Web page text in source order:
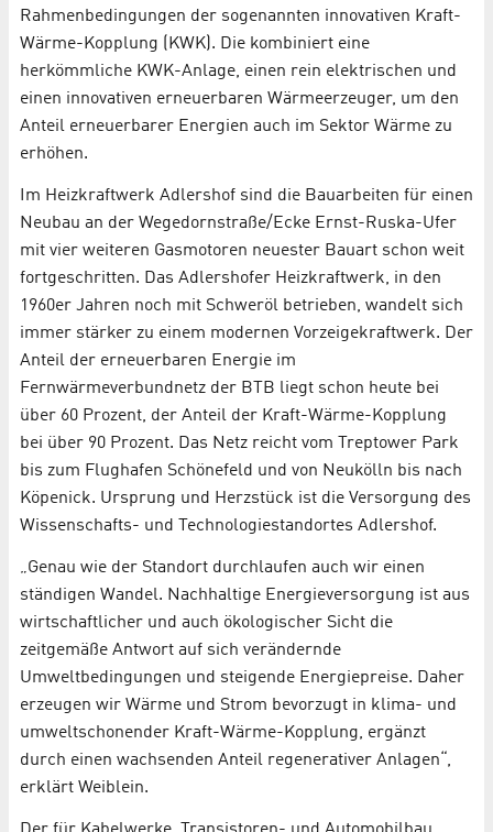
Rahmenbedingungen der sogenannten innovativen Kraft-
Wärme-Kopplung (KWK). Die kombiniert eine
herkömmliche KWK-Anlage, einen rein elektrischen und
einen innovativen erneuerbaren Wärmeerzeuger, um den
Anteil erneuerbarer Energien auch im Sektor Wärme zu
erhöhen.
Im Heizkraftwerk Adlershof sind die Bauarbeiten für einen
Neubau an der Wegedornstraße/Ecke Ernst-Ruska-Ufer
mit vier weiteren Gasmotoren neuester Bauart schon weit
fortgeschritten. Das Adlershofer Heizkraftwerk, in den
1960er Jahren noch mit Schweröl betrieben, wandelt sich
immer stärker zu einem modernen Vorzeigekraftwerk. Der
Anteil der erneuerbaren Energie im
Fernwärmeverbundnetz der BTB liegt schon heute bei
über 60 Prozent, der Anteil der Kraft-Wärme-Kopplung
bei über 90 Prozent. Das Netz reicht vom Treptower Park
bis zum Flughafen Schönefeld und von Neukölln bis nach
Köpenick. Ursprung und Herzstück ist die Versorgung des
Wissenschafts- und Technologiestandortes Adlershof.
„Genau wie der Standort durchlaufen auch wir einen
ständigen Wandel. Nachhaltige Energieversorgung ist aus
wirtschaftlicher und auch ökologischer Sicht die
zeitgemäße Antwort auf sich verändernde
Umweltbedingungen und steigende Energiepreise. Daher
erzeugen wir Wärme und Strom bevorzugt in klima- und
umweltschonender Kraft-Wärme-Kopplung, ergänzt
durch einen wachsenden Anteil regenerativer Anlagen“,
erklärt Weiblein.